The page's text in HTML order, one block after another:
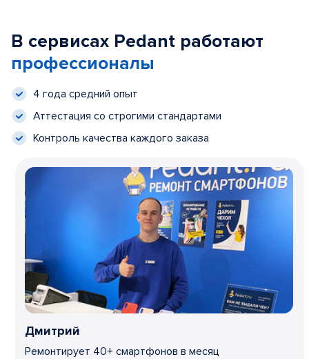
В сервисах Pedant работают
профессионалы
4 года средний опыт
Аттестация со строгими стандартами
Контроль качества каждого заказа
Дмитрий
Ремонтирует 40+ смартфонов в месяц